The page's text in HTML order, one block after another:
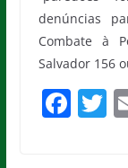
denúncias
Combate à
Salvador 156
F T